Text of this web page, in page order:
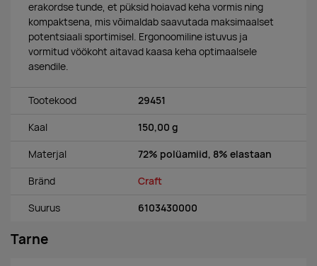
erakordse tunde, et püksid hoiavad keha vormis ning
kompaktsena, mis võimaldab saavutada maksimaalset
potentsiaali sportimisel. Ergonoomiline istuvus ja
vormitud vöökoht aitavad kaasa keha optimaalsele
asendile.
Tootekood 29451
Kaal 150,00 g
Materjal 72% polüamiid, 8% elastaan
Bränd Craft
Suurus 6103430000
Tarne